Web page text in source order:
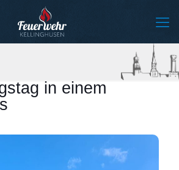
in einem